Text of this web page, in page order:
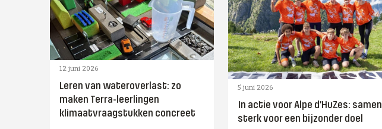
12 juni 2026
Leren van wateroverlast: zo
maken Terra-leerlingen
klimaatvraagstukken concreet
5 juni 2026
In actie voor Alpe d’HuZes: samen
sterk voor een bijzonder doel